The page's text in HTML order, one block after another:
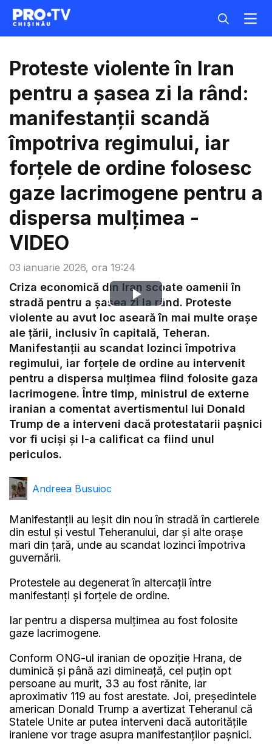
03 ianuarie 2026, ora 19:24
Proteste violente în Iran
pentru a șasea zi la rând:
manifestanții scandă
împotriva regimului, iar
forțele de ordine folosesc
gaze lacrimogene pentru a
dispersa mulțimea -
VIDEO
Play
Video
Criza economică din Iran scoate oamenii în
stradă pentru a șasea zi la rând. Proteste
violente au avut loc aseară în mai multe orașe
ale țării, inclusiv în capitală, Teheran.
Manifestanții au scandat lozinci împotriva
regimului, iar forțele de ordine au intervenit
pentru a dispersa mulțimea fiind folosite gaza
lacrimogene. Între timp, ministrul de externe
iranian a comentat avertismentul lui Donald
Trump de a interveni dacă protestatarii pașnici
vor fi uciși și l-a calificat ca fiind unul
periculos.
Andreea Busuioc
Manifestanții au ieșit din nou în stradă în cartierele
din estul și vestul Teheranului, dar și alte orașe
mari din țară, unde au scandat lozinci împotriva
guvernării.
Protestele au degenerat în altercații între
manifestanți și forțele de ordine.
Iar pentru a dispersa mulțimea au fost folosite
gaze lacrimogene.
Conform ONG-ul iranian de opoziție Hrana, de
duminică și până azi dimineață, cel puțin opt
persoane au murit, 33 au fost rănite, iar
aproximativ 119 au fost arestate. Joi, preşedintele
american Donald Trump a avertizat Teheranul că
Statele Unite ar putea interveni dacă autorităţile
iraniene vor trage asupra manifestanţilor paşnici.